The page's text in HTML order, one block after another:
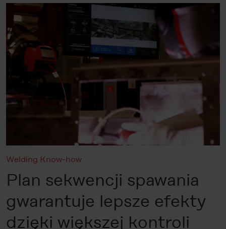
Welding Know-how
Plan sekwencji spawania
gwarantuje lepsze efekty
dzięki większej kontroli